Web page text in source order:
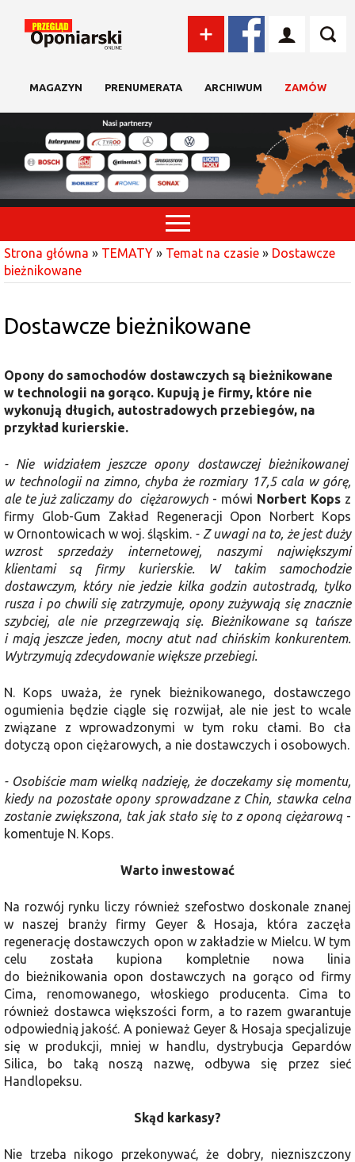
MAGAZYN PRENUMERATA ARCHIWUM ZAMÓW
Strona główna » TEMATY » Temat na czasie » Dostawcze
bieżnikowane
Dostawcze bieżnikowane
Opony do samochodów dostawczych są bieżnikowane
w technologii na gorąco. Kupują je firmy, które nie
wykonują długich, autostradowych przebiegów, na
przykład kurierskie.
- Nie widziałem jeszcze opony dostawczej bieżnikowanej
w technologii na zimno, chyba że rozmiary 17,5 cala w górę,
ale te już zaliczamy do ciężarowych - mówi Norbert Kops z
firmy Glob-Gum Zakład Regeneracji Opon Norbert Kops
w Ornontowicach w woj. śląskim. - Z uwagi na to, że jest duży
wzrost sprzedaży internetowej, naszymi największymi
klientami są firmy kurierskie. W takim samochodzie
dostawczym, który nie jedzie kilka godzin autostradą, tylko
rusza i po chwili się zatrzymuje, opony zużywają się znacznie
szybciej, ale nie przegrzewają się. Bieżnikowane są tańsze
i mają jeszcze jeden, mocny atut nad chińskim konkurentem.
Wytrzymują zdecydowanie większe przebiegi.
N. Kops uważa, że rynek bieżnikowanego, dostawczego
ogumienia będzie ciągle się rozwijał, ale nie jest to wcale
związane z wprowadzonymi w tym roku cłami. Bo cła
dotyczą opon ciężarowych, a nie dostawczych i osobowych.
- Osobiście mam wielką nadzieję, że doczekamy się momentu,
kiedy na pozostałe opony sprowadzane z Chin, stawka celna
zostanie zwiększona, tak jak stało się to z oponą ciężarową-
komentuje N. Kops.
Warto inwestować
Na rozwój rynku liczy również szefostwo doskonale znanej
w naszej branży firmy Geyer & Hosaja, która zaczęła
regenerację dostawczych opon w zakładzie w Mielcu. W tym
celu została kupiona kompletnie nowa linia
do bieżnikowania opon dostawczych na gorąco od firmy
Cima, renomowanego, włoskiego producenta. Cima to
również dostawca większości form, a to razem gwarantuje
odpowiednią jakość. A ponieważ Geyer & Hosaja specjalizuje
się w produkcji, mniej w handlu, dystrybucja Gepardów
Silica, bo taką noszą nazwę, odbywa się przez sieć
Handlopeksu.
Skąd karkasy?
Nie trzeba nikogo przekonywać, że dobry, niezniszczony